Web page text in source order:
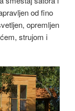
od fino
opremljen
strujom i